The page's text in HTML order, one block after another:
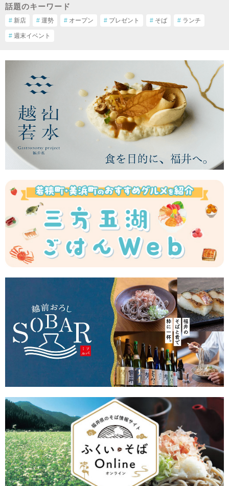
話題のキーワード
# 新店 # 運勢 # オープン # プレゼント # そば # ランチ
# 週末イベント